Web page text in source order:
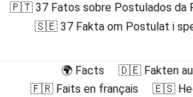
🇵🇹 37 Fatos sobre Postulados da
🇸🇪 37 Fakta om Postulat i
🌍 Facts
🇩🇪 Fakten
🇫🇷 Faits en français
🇪🇸